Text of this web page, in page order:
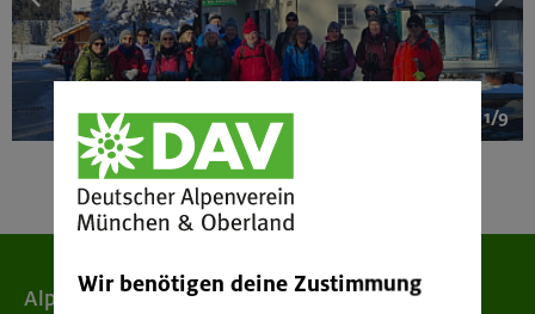
1/9
Alpenverein
Wir benötigen deine Zustimmung